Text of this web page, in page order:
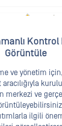
Kontrol
Görüntüle
ve yönetim
merkezi ve
ilgili